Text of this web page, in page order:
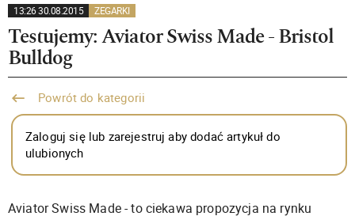
13:26 30.08.2015 ZEGARKI
Testujemy: Aviator Swiss Made - Bristol
Bulldog
Powrót do kategorii
Zaloguj się lub zarejestruj aby dodać artykuł do
ulubionych
Aviator Swiss Made - to ciekawa propozycja na rynku